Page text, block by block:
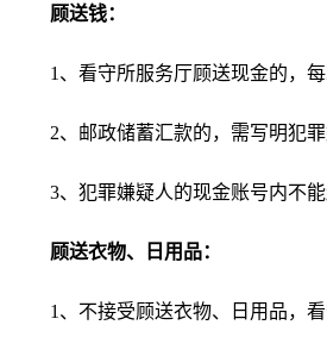
顾送钱：
1、看守所服务厅顾送现金的，
2、邮政储蓄汇款的，需写明犯
3、犯罪嫌疑人的现金账号内不能
顾送衣物、日用品：
1、不接受顾送衣物、日用